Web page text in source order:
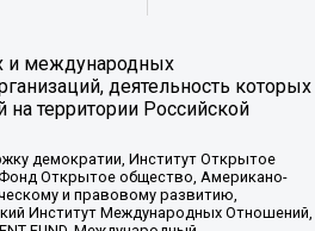
и международных
деятельность которых
на территории Российской
демократии, Институт Открытое
Открытое общество, Американо-
и правовому развитию,
Институт Международных Отношений,